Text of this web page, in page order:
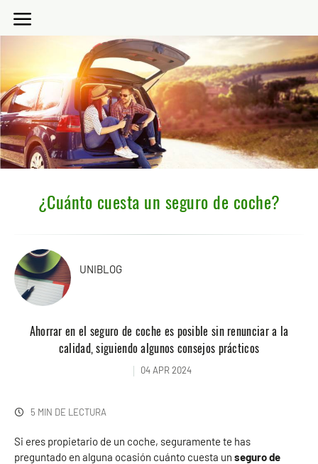
¿Cuánto cuesta un seguro de coche?
UNIBLOG
Ahorrar en el seguro de coche es posible sin renunciar a la
calidad, siguiendo algunos consejos prácticos
04 APR 2024
5 MIN DE LECTURA
Si eres propietario de un coche, seguramente te has
preguntado en alguna ocasión cuánto cuesta un seguro de